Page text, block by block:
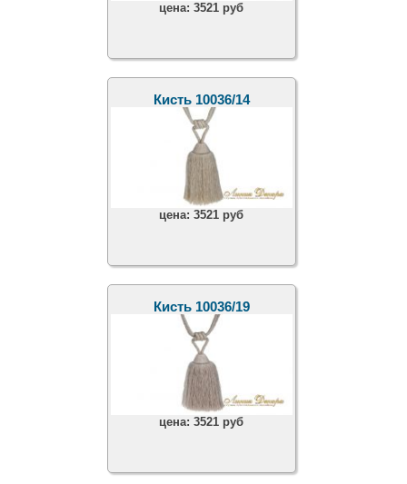
цена:3521 руб
Кисть 10036/14
цена:3521 руб
Кисть 10036/19
цена:3521 руб